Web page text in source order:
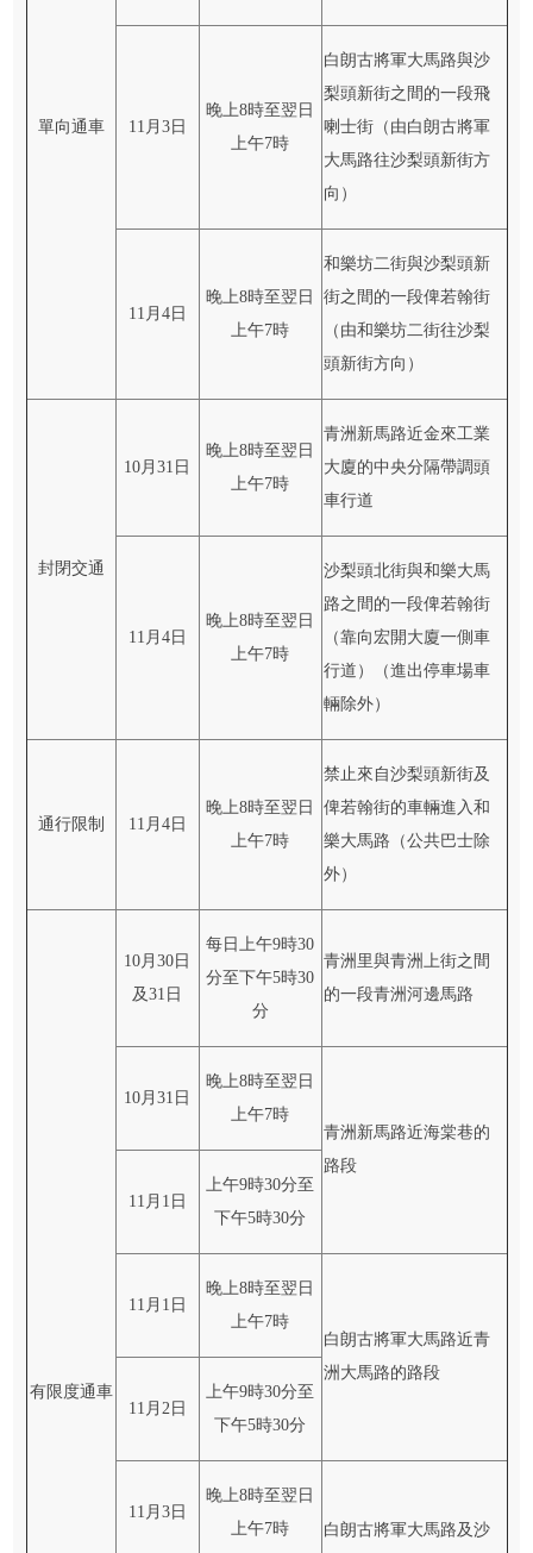
單向通車 11月3日
晚上8時至翌日
上午7時
白朗古將軍大馬路與沙
梨頭新街之間的一段飛
喇士街（由白朗古將軍
大馬路往沙梨頭新街方
向）
11月4日
晚上8時至翌日
上午7時
和樂坊二街與沙梨頭新
街之間的一段俾若翰街
（由和樂坊二街往沙梨
頭新街方向）
封閉交通
10月31日
晚上8時至翌日
上午7時
青洲新馬路近金來工業
大廈的中央分隔帶調頭
車行道
11月4日
晚上8時至翌日
上午7時
沙梨頭北街與和樂大馬
路之間的一段俾若翰街
（靠向宏開大廈一側車
行道）（進出停車場車
輛除外）
通行限制 11月4日
晚上8時至翌日
上午7時
禁止來自沙梨頭新街及
俾若翰街的車輛進入和
樂大馬路（公共巴士除
外）
有限度通車
10月30日
及31日
每日上午9時30
分至下午5時30
分
青洲里與青洲上街之間
的一段青洲河邊馬路
10月31日
晚上8時至翌日
上午7時
青洲新馬路近海棠巷的
路段
11月1日
上午9時30分至
下午5時30分
11月1日
晚上8時至翌日
上午7時
白朗古將軍大馬路近青
洲大馬路的路段
11月2日
上午9時30分至
下午5時30分
11月3日
晚上8時至翌日
上午7時
白朗古將軍大馬路及沙